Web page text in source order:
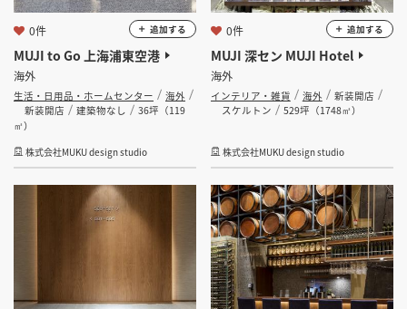
MUJI to Go 上海浦東空港
海外
生活・日用品・ホームセンター
海外
新装開店
建築物なし
36坪（119
㎡）
株式会社MUKU design studio
0件 追加する
MUJI 深セン MUJI Hotel
海外
インテリア・雑貨 海外
新装開店
スケルトン
529坪（1748㎡）
株式会社MUKU design studio
0件 追加する